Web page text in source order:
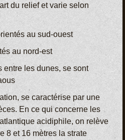
du relief et varie selon
au sud-ouest
au nord-est
entre les dunes, se sont
se caractérise par une
En ce qui concerne les
acidiphile, on relève
8 et 16 mètres la strate